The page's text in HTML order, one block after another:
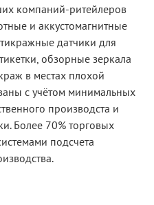
компаний-ритейлеров
и аккустомагнитные
датчики для
обзорные зеркала
в местах плохой
с учётом минимальных
производста и
Более 70% торговых
подсчета